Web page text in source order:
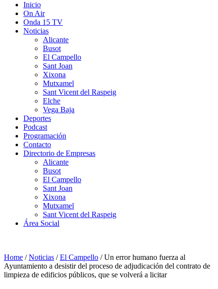
Inicio
On Air
Onda 15 TV
Noticias
Alicante
Busot
El Campello
Sant Joan
Xixona
Mutxamel
Sant Vicent del Raspeig
Elche
Vega Baja
Deportes
Podcast
Programación
Contacto
Directorio de Empresas
Alicante
Busot
El Campello
Sant Joan
Xixona
Mutxamel
Sant Vicent del Raspeig
Área Social
Home /Noticias /El Campello /Un error humano fuerza al
Ayuntamiento a desistir del proceso de adjudicación del contrato de
limpieza de edificios públicos, que se volverá a licitar